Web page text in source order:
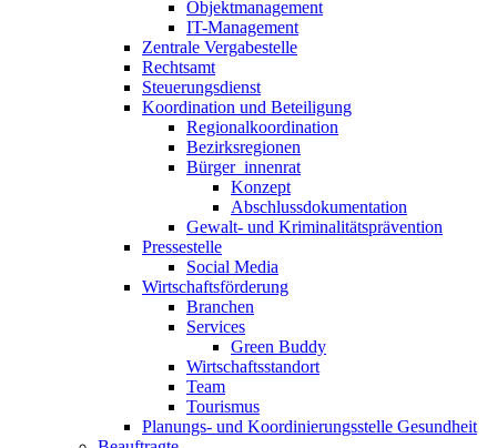
Objekt­management
IT-­Management
Zentrale Vergabestelle
Rechtsamt
Steuerungs­dienst
Koordination und Beteiligung
Regional­koordination
Bezirksregionen
Bürger_innenrat
Konzept
Abschluss­dokumentation
Gewalt- und Kriminalitäts­prävention
Pressestelle
Social Media
Wirtschafts­förderung
Branchen
Services
Green Buddy
Wirtschafts­standort
Team
Tourismus
Planungs- und Ko­ordinierungs­stelle Gesundheit